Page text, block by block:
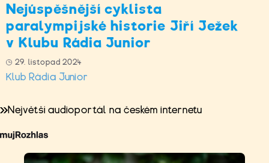
Nejúspěšnější cyklista
paralympijské historie Jiří Ježek
v Klubu Rádia Junior
29. listopad 2024
Klub Rádia Junior
Největší audioportál na českém internetu